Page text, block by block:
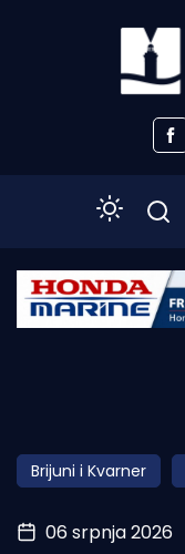
Početna
Obala
Otoci
Turizam i nautika
Brijuni i Kvarner
06 srpnja 2026